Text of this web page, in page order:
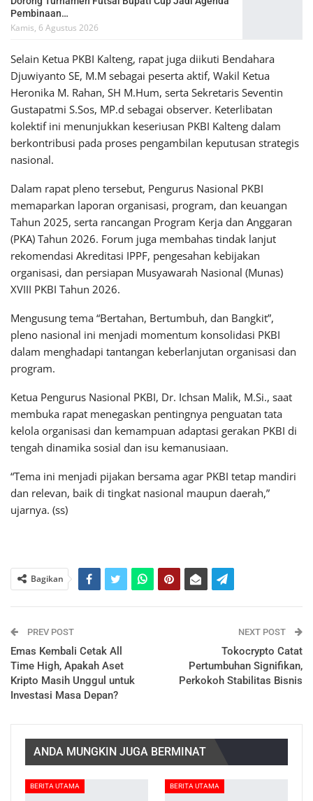
Pembinaan…
Kamis, 6 Agustus 2026
Selain Ketua PKBI Kalteng, rapat juga diikuti Bendahara
Djuwiyanto SE, M.M sebagai peserta aktif, Wakil Ketua
Heronika M. Rahan, SH M.Hum, serta Sekretaris Seventin
Gustapatmi S.Sos, MP.d sebagai observer. Keterlibatan
kolektif ini menunjukkan keseriusan PKBI Kalteng dalam
berkontribusi pada proses pengambilan keputusan strategis
nasional.
Dalam rapat pleno tersebut, Pengurus Nasional PKBI
memaparkan laporan organisasi, program, dan keuangan
Tahun 2025, serta rancangan Program Kerja dan Anggaran
(PKA) Tahun 2026. Forum juga membahas tindak lanjut
rekomendasi Akreditasi IPPF, pengesahan kebijakan
organisasi, dan persiapan Musyawarah Nasional (Munas)
XVIII PKBI Tahun 2026.
Mengusung tema “Bertahan, Bertumbuh, dan Bangkit”,
pleno nasional ini menjadi momentum konsolidasi PKBI
dalam menghadapi tantangan keberlanjutan organisasi dan
program.
Ketua Pengurus Nasional PKBI, Dr. Ichsan Malik, M.Si., saat
membuka rapat menegaskan pentingnya penguatan tata
kelola organisasi dan kemampuan adaptasi gerakan PKBI di
tengah dinamika sosial dan isu kemanusiaan.
“Tema ini menjadi pijakan bersama agar PKBI tetap mandiri
dan relevan, baik di tingkat nasional maupun daerah,”
ujarnya. (ss)
Bagikan
PREV POST
Emas Kembali Cetak All
Time High, Apakah Aset
Kripto Masih Unggul untuk
Investasi Masa Depan?
NEXT POST
Tokocrypto Catat
Pertumbuhan Signifikan,
Perkokoh Stabilitas Bisnis
ANDA MUNGKIN JUGA BERMINAT
BERITA UTAMA BERITA UTAMA